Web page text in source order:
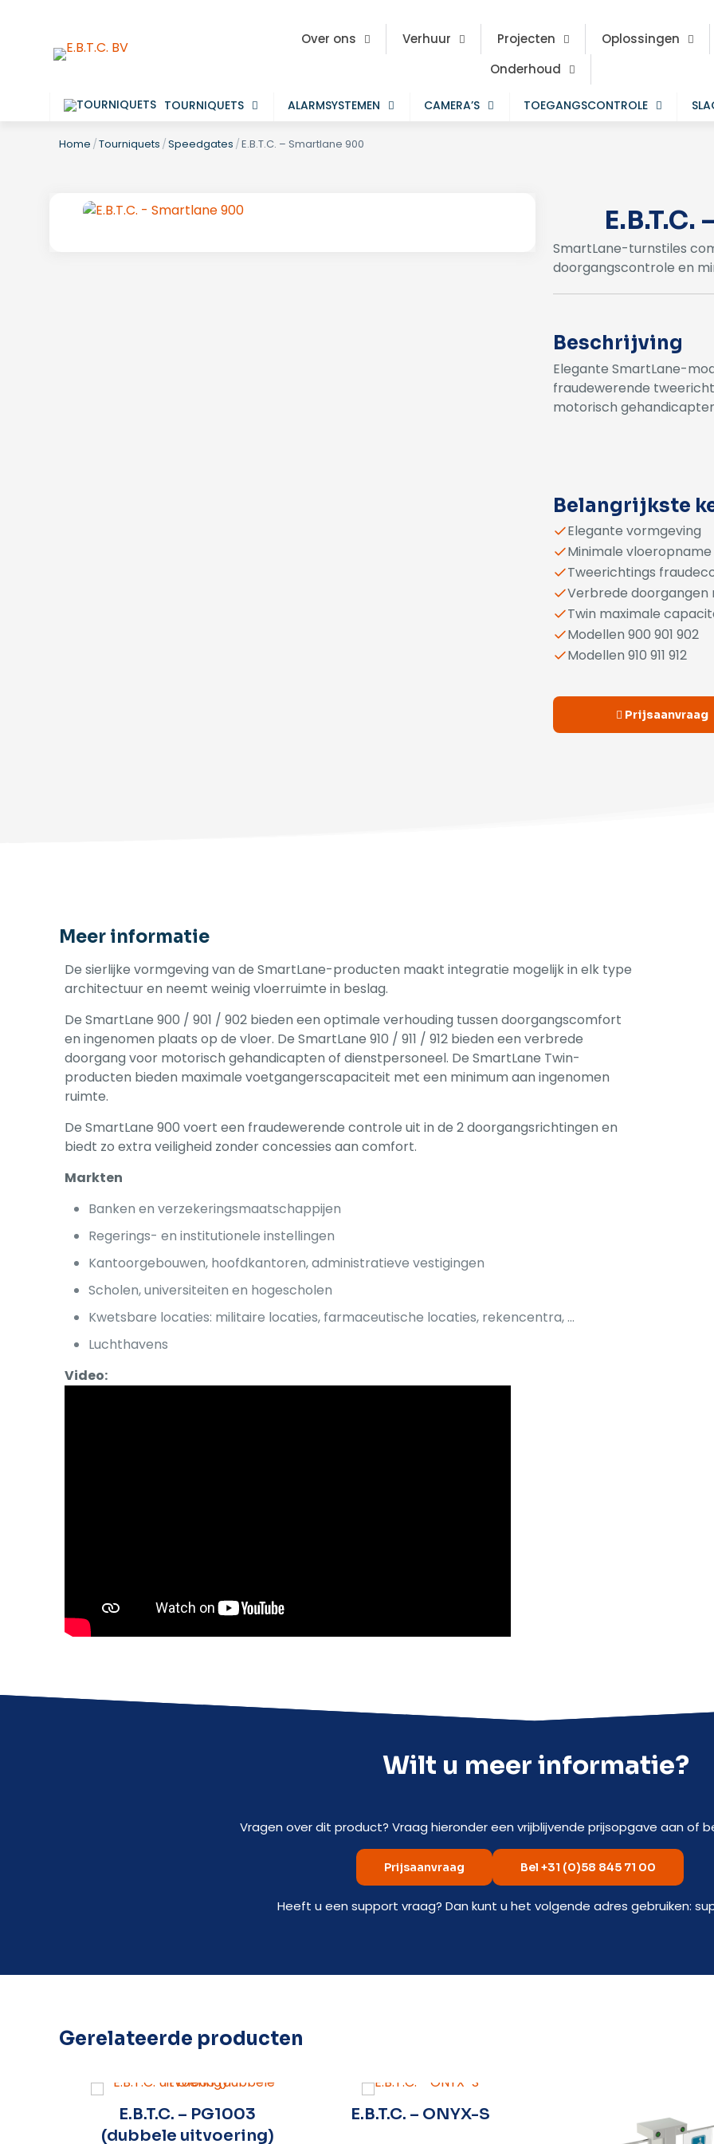
Over ons Verhuur Projecten Oplossingen
Onderhoud
TOURNIQUETS ALARMSYSTEMEN CAMERA’S TOEGANGSCONTROLE
Home /Tourniquets /Speedgates /E.B.T.C. – Smartlane 900
SmartLane-turnstiles
doorgangscontrole en
Beschrijving
Elegante SmartLane-
fraudewerende
motorisch
Belangrijkste
Elegante vormgeving
Minimale vloeropname
Tweerichtings
Verbrede doorgangen
Twin maximale
Modellen 900 901 902
Modellen 910 911 912
Prijsaanvraag
Meer informatie
De sierlijke vormgeving van de SmartLane-producten maakt integratie mogelijk in elk type
architectuur en neemt weinig vloerruimte in beslag.
De SmartLane 900 / 901 / 902 bieden een optimale verhouding tussen doorgangscomfort
en ingenomen plaats op de vloer. De SmartLane 910 / 911 / 912 bieden een verbrede
doorgang voor motorisch gehandicapten of dienstpersoneel. De SmartLane Twin-
producten bieden maximale voetgangerscapaciteit met een minimum aan ingenomen
ruimte.
De SmartLane 900 voert een fraudewerende controle uit in de 2 doorgangsrichtingen en
biedt zo extra veiligheid zonder concessies aan comfort.
Markten
Banken en verzekeringsmaatschappijen
Regerings- en institutionele instellingen
Kantoorgebouwen, hoofdkantoren, administratieve vestigingen
Scholen, universiteiten en hogescholen
Kwetsbare locaties: militaire locaties, farmaceutische locaties, rekencentra, …
Luchthavens
Video:
Wilt u meer informatie?
Vragen over dit product? Vraag hieronder een vrijblijvende prijsopgave aan of
Prijsaanvraag Bel +31 (0)58 845 71 00
Heeft u een support vraag? Dan kunt u het volgende adres gebruiken:
Gerelateerde producten
E.B.T.C. – PG1003
(dubbele uitvoering)
E.B.T.C. – ONYX-S